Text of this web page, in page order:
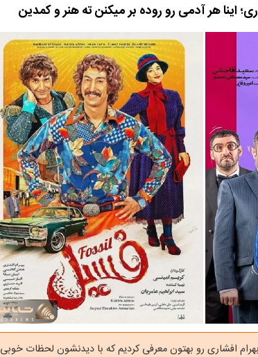
اینا هر آدمی رو روده بر میکنن ته هنر و کمدین
افشاری رو بهتون معرفی کردیم که با دیدنشون لحظات خوبی